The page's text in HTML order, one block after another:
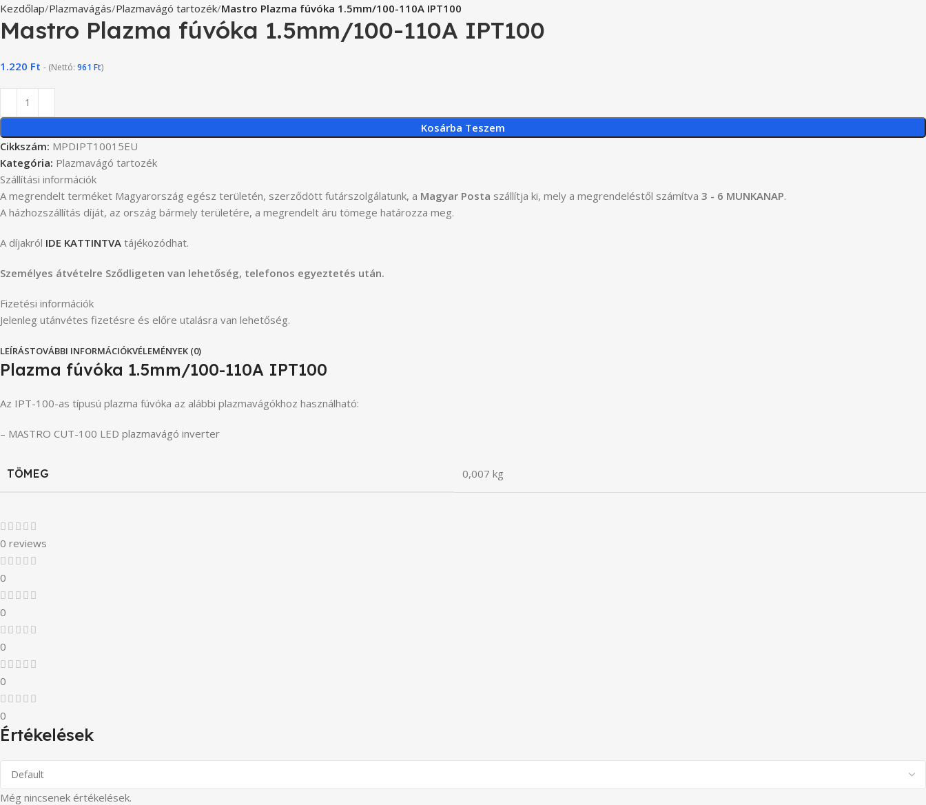
Kezdőlap Plazmavágás Plazmavágó tartozék Mastro Plazma fúvóka 1.5mm/100-110A IPT100
Mastro Plazma fúvóka 1.5mm/100-110A IPT100
1.220 Ft - (Nettó: 961 Ft)
Kosárba Teszem
Cikkszám: MPDIPT10015EU
Kategória: Plazmavágó tartozék
Szállítási információk
A megrendelt terméket Magyarország egész területén, szerződött futárszolgálatunk, a Magyar Posta szállítja ki, mely a megrendeléstől számítva 3 - 6 MUNKANAP.
A házhozszállítás díját, az ország bármely területére, a megrendelt áru tömege határozza meg.
A díjakról IDE KATTINTVA tájékozódhat.
Személyes átvételre Sződligeten van lehetőség, telefonos egyeztetés után.
Fizetési információk
Jelenleg utánvétes fizetésre és előre utalásra van lehetőség.
LEÍRÁSTOVÁBBI INFORMÁCIÓKVÉLEMÉNYEK (0)
Plazma fúvóka 1.5mm/100-110A IPT100
Az IPT-100-as típusú plazma fúvóka az alábbi plazmavágókhoz használható:
– MASTRO CUT-100 LED plazmavágó inverter
TÖMEG 0,007 kg
0 reviews
0
0
0
0
0
Értékelések
Még nincsenek értékelések.